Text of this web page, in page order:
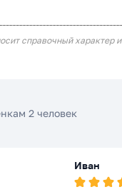
справочный
2 человек
Иван